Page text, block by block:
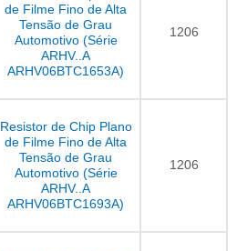
de Filme Fino de Alta
Tensão de Grau
Automotivo (Série
ARHV..A
ARHV06BTC1653A)
1206
Resistor de Chip Plano
de Filme Fino de Alta
Tensão de Grau
Automotivo (Série
ARHV..A
ARHV06BTC1693A)
1206